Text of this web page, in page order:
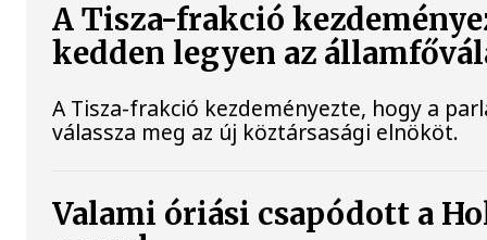
A Tisza-frakció
kedden legyen az
A Tisza-frakció kezdeményezte, hogy a
válassza meg az új köztársasági elnököt.
Valami óriási csapódott a